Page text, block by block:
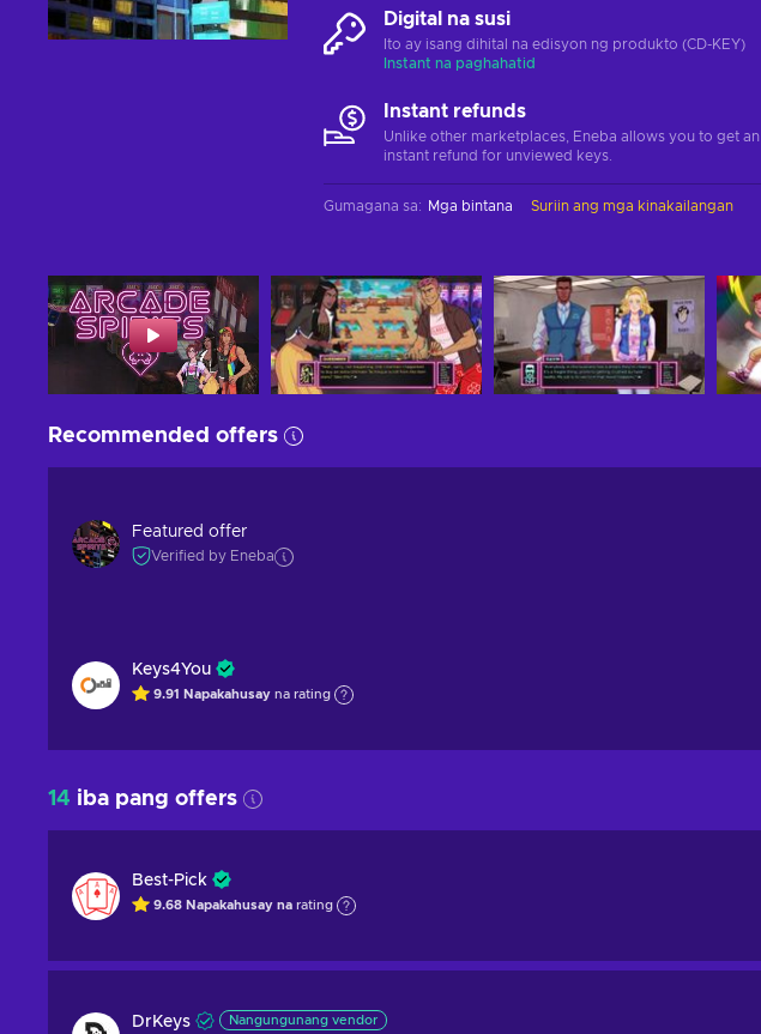
Digital na susi
Ito ay isang dihital na edisyon ng produkto (CD-KEY)
Instant na paghahatid
Instant refunds
Unlike other marketplaces, Eneba allows you to get an
instant refund for unviewed keys.
Gumagana sa: Mga bintana Suriin ang mga kinakailangan
Recommended offers
Featured offer
Verified by Eneba
Keys4You
9.91 Napakahusay na rating
14 iba pang offers
Best-Pick
9.68 Napakahusay na rating
DrKeys Nangungunang vendor